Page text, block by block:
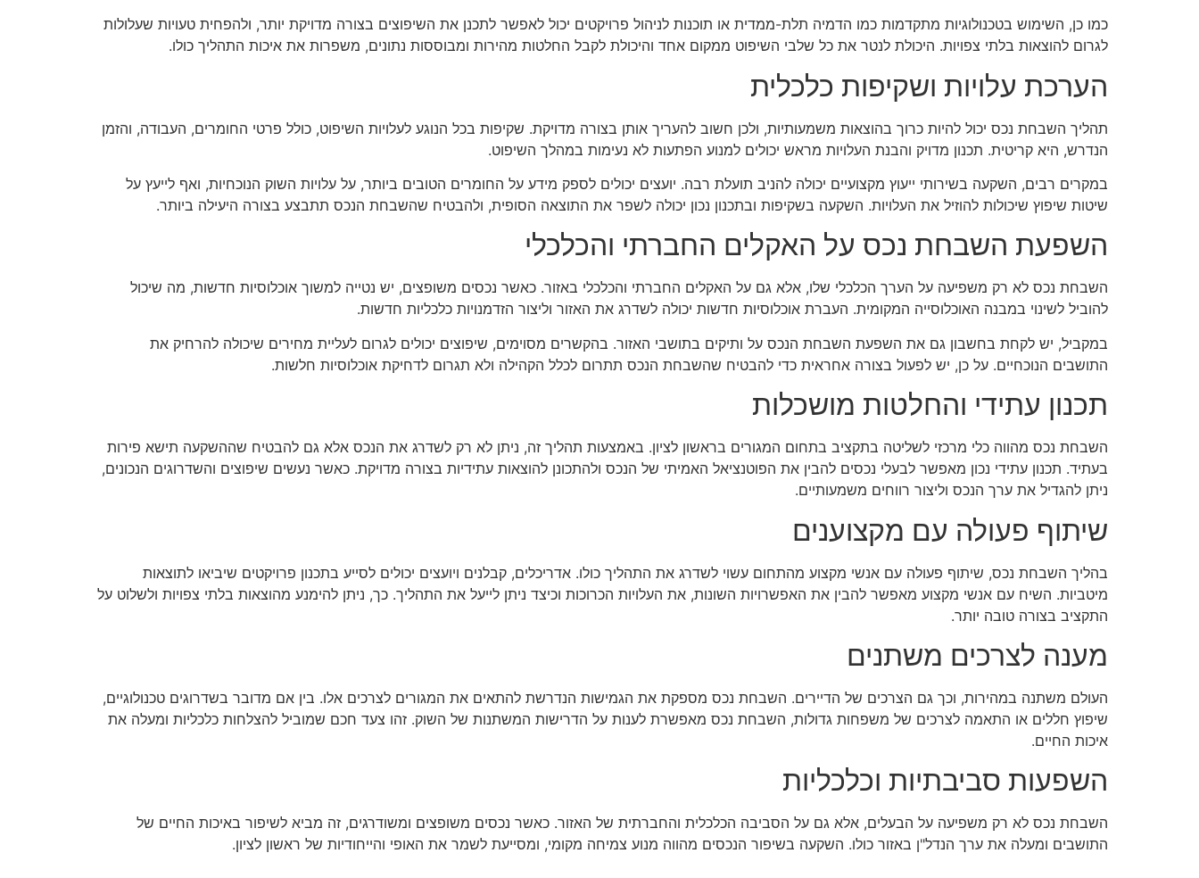
כמו כן, השימוש בטכנולוגיות מתקדמות כמו הדמיה תלת-ממדית או תוכנות לניהול פרויקטים יכול לאפשר לתכנן את השיפוצים בצורה מדויקת יותר, ולהפחית טעויות שעלולות
לגרום להוצאות בלתי צפויות. היכולת לנטר את כל שלבי השיפוט ממקום אחד והיכולת לקבל החלטות מהירות ומבוססות נתונים, משפרות את איכות התהליך כולו.
הערכת עלויות ושקיפות כלכלית
תהליך השבחת נכס יכול להיות כרוך בהוצאות משמעותיות, ולכן חשוב להעריך אותן בצורה מדויקת. שקיפות בכל הנוגע לעלויות השיפוט, כולל פרטי החומרים, העבודה, והזמן
הנדרש, היא קריטית. תכנון מדויק והבנת העלויות מראש יכולים למנוע הפתעות לא נעימות במהלך השיפוט.
במקרים רבים, השקעה בשירותי ייעוץ מקצועיים יכולה להניב תועלת רבה. יועצים יכולים לספק מידע על החומרים הטובים ביותר, על עלויות השוק הנוכחיות, ואף לייעץ על
שיטות שיפוץ שיכולות להוזיל את העלויות. השקעה בשקיפות ובתכנון נכון יכולה לשפר את התוצאה הסופית, ולהבטיח שהשבחת הנכס תתבצע בצורה היעילה ביותר.
השפעת השבחת נכס על האקלים החברתי והכלכלי
השבחת נכס לא רק משפיעה על הערך הכלכלי שלו, אלא גם על האקלים החברתי והכלכלי באזור. כאשר נכסים משופצים, יש נטייה למשוך אוכלוסיות חדשות, מה שיכול
להוביל לשינוי במבנה האוכלוסייה המקומית. העברת אוכלוסיות חדשות יכולה לשדרג את האזור וליצור הזדמנויות כלכליות חדשות.
במקביל, יש לקחת בחשבון גם את השפעת השבחת הנכס על ותיקים בתושבי האזור. בהקשרים מסוימים, שיפוצים יכולים לגרום לעליית מחירים שיכולה להרחיק את
התושבים הנוכחיים. על כן, יש לפעול בצורה אחראית כדי להבטיח שהשבחת הנכס תתרום לכלל הקהילה ולא תגרום לדחיקת אוכלוסיות חלשות.
תכנון עתידי והחלטות מושכלות
השבחת נכס מהווה כלי מרכזי לשליטה בתקציב בתחום המגורים בראשון לציון. באמצעות תהליך זה, ניתן לא רק לשדרג את הנכס אלא גם להבטיח שההשקעה תישא פירות
בעתיד. תכנון עתידי נכון מאפשר לבעלי נכסים להבין את הפוטנציאל האמיתי של הנכס ולהתכונן להוצאות עתידיות בצורה מדויקת. כאשר נעשים שיפוצים והשדרוגים הנכונים,
ניתן להגדיל את ערך הנכס וליצור רווחים משמעותיים.
שיתוף פעולה עם מקצוענים
בהליך השבחת נכס, שיתוף פעולה עם אנשי מקצוע מהתחום עשוי לשדרג את התהליך כולו. אדריכלים, קבלנים ויועצים יכולים לסייע בתכנון פרויקטים שיביאו לתוצאות
מיטביות. השיח עם אנשי מקצוע מאפשר להבין את האפשרויות השונות, את העלויות הכרוכות וכיצד ניתן לייעל את התהליך. כך, ניתן להימנע מהוצאות בלתי צפויות ולשלוט על
התקציב בצורה טובה יותר.
מענה לצרכים משתנים
העולם משתנה במהירות, וכך גם הצרכים של הדיירים. השבחת נכס מספקת את הגמישות הנדרשת להתאים את המגורים לצרכים אלו. בין אם מדובר בשדרוגים טכנולוגיים,
שיפוץ חללים או התאמה לצרכים של משפחות גדולות, השבחת נכס מאפשרת לענות על הדרישות המשתנות של השוק. זהו צעד חכם שמוביל להצלחות כלכליות ומעלה את
איכות החיים.
השפעות סביבתיות וכלכליות
השבחת נכס לא רק משפיעה על הבעלים, אלא גם על הסביבה הכלכלית והחברתית של האזור. כאשר נכסים משופצים ומשודרגים, זה מביא לשיפור באיכות החיים של
התושבים ומעלה את ערך הנדל"ן באזור כולו. השקעה בשיפור הנכסים מהווה מנוע צמיחה מקומי, ומסייעת לשמר את האופי והייחודיות של ראשון לציון.